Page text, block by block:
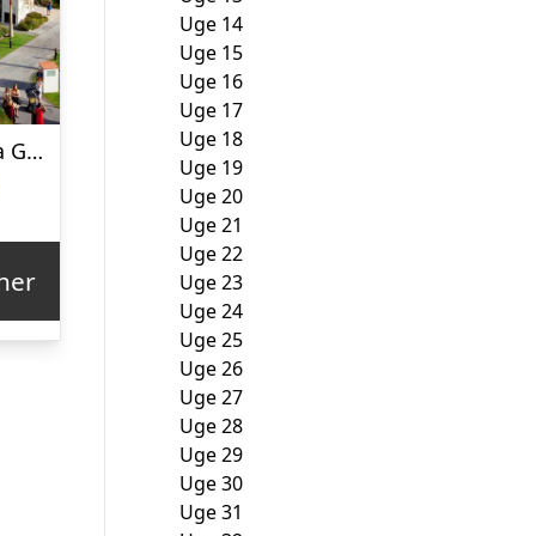
Impressive Playa Granada
Uge 14
Uge 15
Uge 16
Uge 17
Uge 18
Uge 19
Uge 20
Uge 21
Uge 22
Uge 23
Uge 24
Uge 25
Uge 26
Uge 27
Uge 28
Uge 29
Uge 30
Uge 31